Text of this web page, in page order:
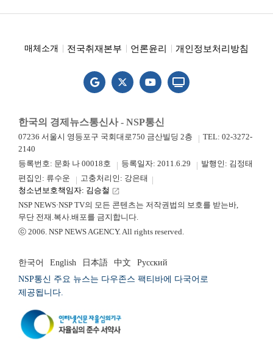
매체소개 전국취재본부 언론윤리 개인정보처리방침
한국의 경제뉴스통신사 - NSP통신
07236 서울시 영등포구 국회대로750 금산빌딩 2층
TEL: 02-3272-
2140
등록번호: 문화 나 00018호
등록일자: 2011.6.29
발행인: 김정태
편집인: 류수운
고충처리인: 강은태
청소년보호책임자: 김승철 launch
NSP NEWS·NSP TV의 모든 콘텐츠는 저작권법의 보호를 받는바,
무단 전재.복사.배포를 금지합니다.
ⓒ 2006. NSP NEWS AGENCY. All rights reserved.
한국어 English 日本語 中文
Русский
NSP통신 주요 뉴스는 다우존스 팩티바에 다국어로
제공됩니다.